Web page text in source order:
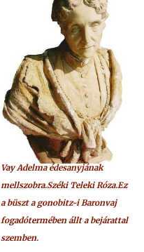
Vay Adelma édesanyjának
mellszobra.Széki Teleki Róza.Ez
a büszt a gonobitz-i Baronvaj
fogadótermében állt a bejárattal
szemben.